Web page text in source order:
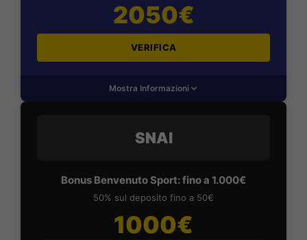
2050€
VERIFICA
Mostra Informazioni
SNAI
Bonus Benvenuto Sport: fino a 1.000€
50% sul deposito fino a 50€
1000€